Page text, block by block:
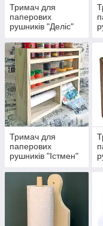
Тримач для
паперових
рушників "Деліс"
Тримач для
паперових
рушників "Істмен"